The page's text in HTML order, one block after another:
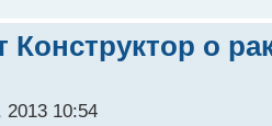
Конструктор о
10:54